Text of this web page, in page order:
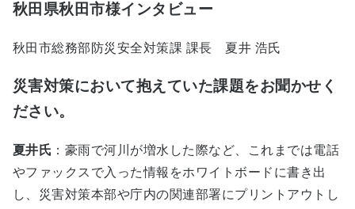
秋田県秋田市様インタビュー
秋田市総務部防災安全対策課 課長 夏井 浩氏
災害対策において抱えていた課題をお聞かせく
ださい。
夏井氏 ：豪雨で河川が増水した際など、これまでは電話
やファックスで入った情報をホワイトボードに書き出
し、災害対策本部や庁内の関連部署にプリントアウトし